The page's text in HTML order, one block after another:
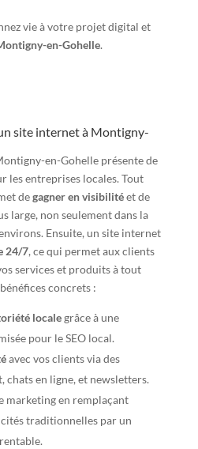
vie à votre projet digital et
en-Gohelle.
site internet à Montigny-
en-Gohelle présente de
les entreprises locales. Tout
degagner en visibilitéet de
large, non seulement dans la
Ensuite, un site internet
24/7, ce qui permet aux clients
services et produits à tout
concrets :
localegrâce à une
pour le SEO local.
avec vos clients via des
en ligne, et newsletters.
marketing en remplaçant
traditionnelles par un